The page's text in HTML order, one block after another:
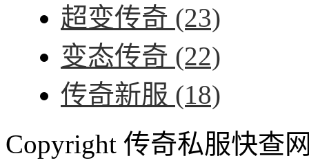
超变传奇 (23)
变态传奇 (22)
传奇新服 (18)
Copyright 传奇私服快查